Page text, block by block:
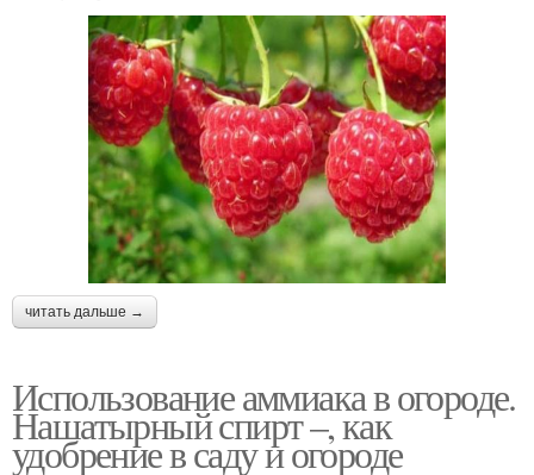
читать дальше →
Использование аммиака в огороде.
Нашатырный спирт –, как
удобрение в саду и огороде